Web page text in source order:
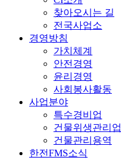
찾아오시는 길
전국사업소
경영방침
가치체계
안전경영
윤리경영
사회봉사활동
사업분야
특수경비업
건물위생관리업
건물관리용역
한전FMS소식